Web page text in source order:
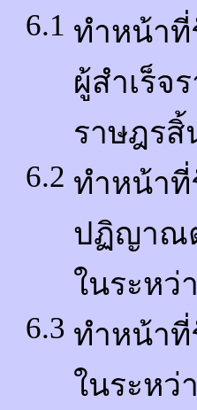
6.1 ทำหน้าที่
ผู้สำเร็จ
ราษฎรสิ้
6.2 ทำหน้าที่
ปฏิญาณ
ในระหว่
6.3 ทำหน้าที่
ในระหว่